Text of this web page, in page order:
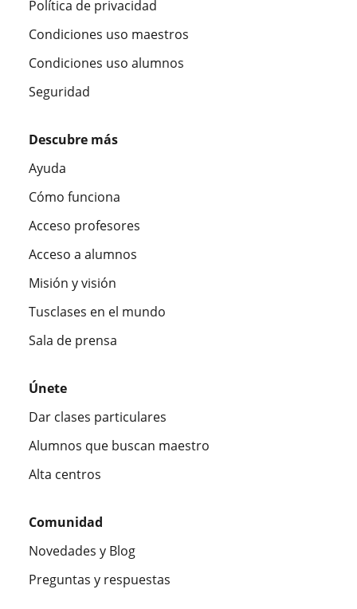
Política de privacidad
Condiciones uso maestros
Condiciones uso alumnos
Seguridad
Descubre más
Ayuda
Cómo funciona
Acceso profesores
Acceso a alumnos
Misión y visión
Tusclases en el mundo
Sala de prensa
Únete
Dar clases particulares
Alumnos que buscan maestro
Alta centros
Comunidad
Novedades y Blog
Preguntas y respuestas